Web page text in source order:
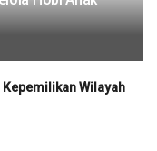
Kepemilikan Wilayah